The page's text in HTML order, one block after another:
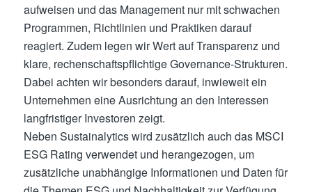
aufweisen und das Management nur mit schwachen
Programmen, Richtlinien und Praktiken darauf
reagiert. Zudem legen wir Wert auf Transparenz und
klare, rechenschaftspflichtige Governance-Strukturen.
Dabei achten wir besonders darauf, inwieweit ein
Unternehmen eine Ausrichtung an den Interessen
langfristiger Investoren zeigt.
Neben Sustainalytics wird zusätzlich auch das MSCI
ESG Rating verwendet und herangezogen, um
zusätzliche unabhängige Informationen und Daten für